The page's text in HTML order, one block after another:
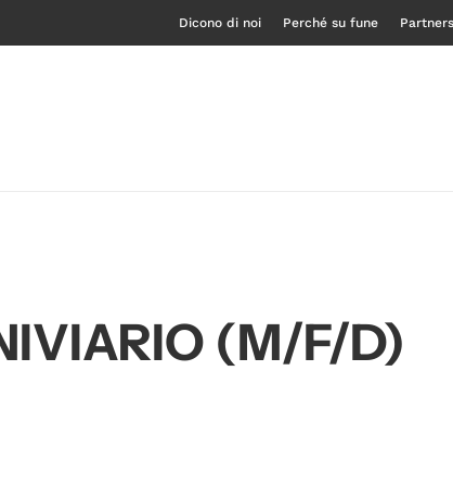
Dicono di noi Perché su fune Partners
(M/F/D)